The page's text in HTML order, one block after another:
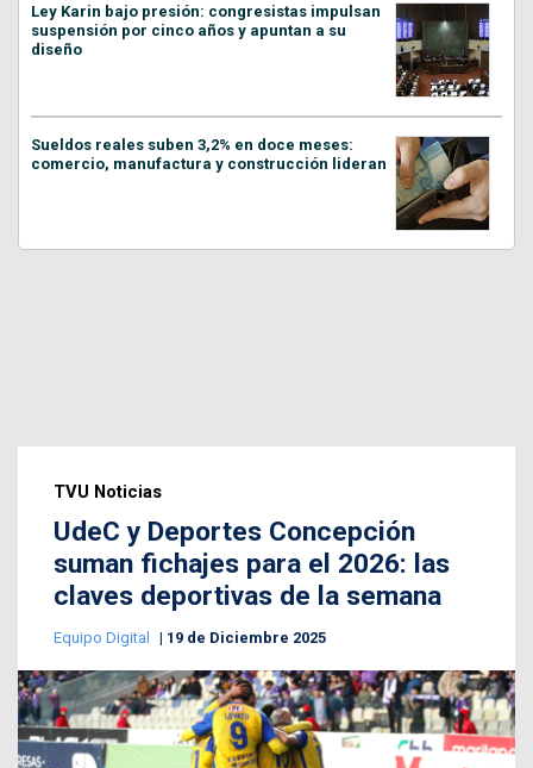
Ley Karin bajo presión: congresistas impulsan
suspensión por cinco años y apuntan a su
diseño
Sueldos reales suben 3,2% en doce meses:
comercio, manufactura y construcción lideran
TVU Noticias
UdeC y Deportes Concepción
suman fichajes para el 2026: las
claves deportivas de la semana
Equipo Digital 19 de Diciembre 2025